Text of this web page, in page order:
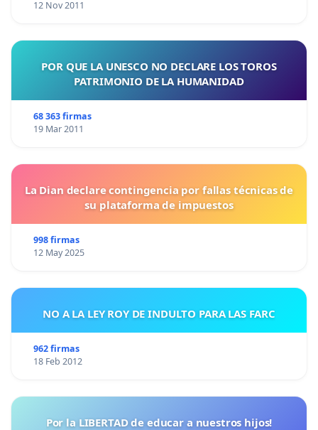
12 Nov 2011
POR QUE LA UNESCO NO DECLARE LOS TOROS
PATRIMONIO DE LA HUMANIDAD
68 363 firmas
19 Mar 2011
La Dian declare contingencia por fallas técnicas de
su plataforma de impuestos
998 firmas
12 May 2025
NO A LA LEY ROY DE INDULTO PARA LAS FARC
962 firmas
18 Feb 2012
Por la LIBERTAD de educar a nuestros hijos!